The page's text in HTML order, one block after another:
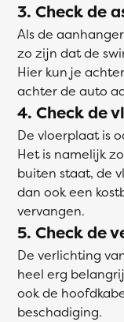
3. Check de
Als de
zo zijn dat de
Hier kun je
achter de auto
4. Check de
De vloerplaat is
Het is namelijk
buiten staat, de
dan ook een
vervangen.
5. Check de
De verlichting
heel erg
ook de
beschadiging.